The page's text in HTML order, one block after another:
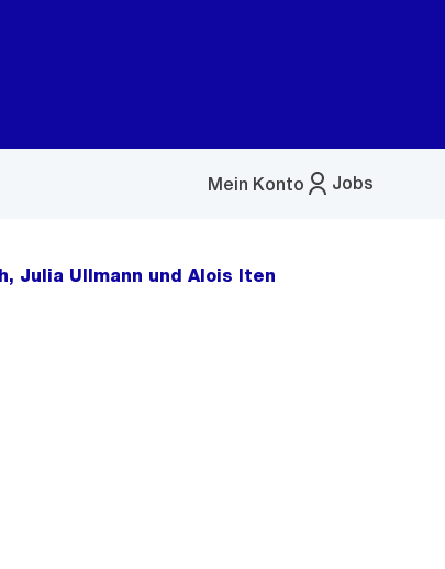
Jobs
Mein Konto
Menü
Julia Ullmann und Alois Iten